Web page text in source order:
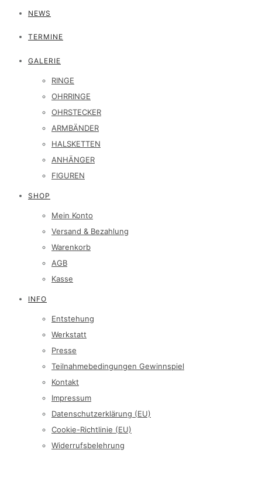
NEWS
TERMINE
GALERIE
RINGE
OHRRINGE
OHRSTECKER
ARMBÄNDER
HALSKETTEN
ANHÄNGER
FIGUREN
SHOP
Mein Konto
Versand & Bezahlung
Warenkorb
AGB
Kasse
INFO
Entstehung
Werkstatt
Presse
Teilnahmebedingungen Gewinnspiel
Kontakt
Impressum
Datenschutzerklärung (EU)
Cookie-Richtlinie (EU)
Widerrufsbelehrung